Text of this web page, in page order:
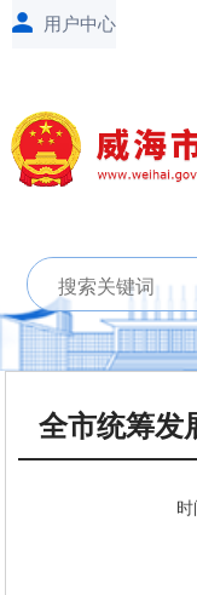
全市统筹发
时